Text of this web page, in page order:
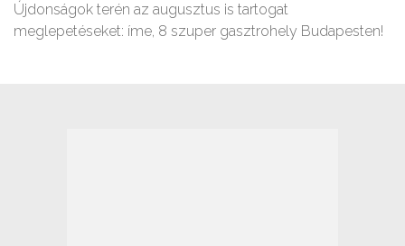
Újdonságok terén az augusztus is tartogat
meglepetéseket: íme, 8 szuper gasztrohely Budapesten!